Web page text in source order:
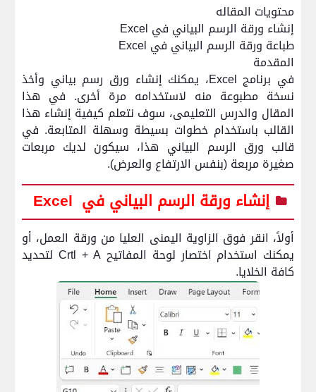
محتويات المقاله
إنشاء ورقة الرسم البياني في Excel
طباعة ورقة الرسم البياني في Excel
المقدمة
في برنامج Excel، يمكنك إنشاء ورق رسم بياني وأخذ
نسخة مطبوعة منه لاستخدامه مرة أخرى. في هذا
المقال والدرس التعليمى، سوف نتعلم كيفية إنشاء هذا
القالب باستخدام خطوات بسيطة وسهلة المتابعة. في
قالب ورق الرسم البياني هذا، سيكون لديك مربعات
صغيرة مربعة (بنفس الارتفاع والعرض).
إنشاء ورقة الرسم البياني في Excel
أولاً، انقر فوق الزاوية اليمنى العليا من ورقة العمل، أو
يمكنك استخدام اختصار لوحة المفاتيح Crtl + A لتحديد
كافة الخلايا.